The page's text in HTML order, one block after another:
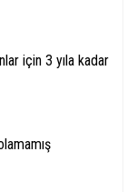
için 3 yıla kadar